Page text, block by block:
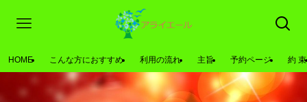
HOME こんな方におすすめ 利用の流れ 主旨 予約ページ 約 束